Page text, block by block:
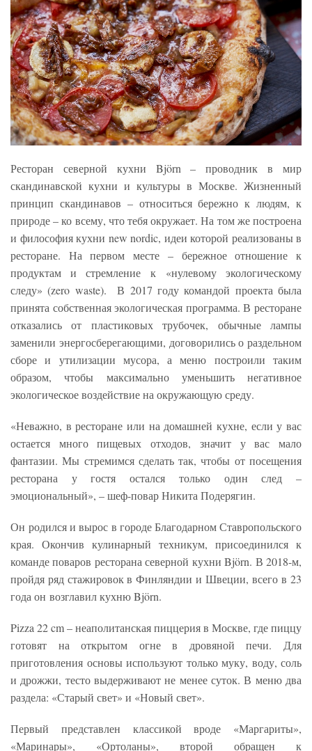
Ресторан северной кухни Björn – проводник в мир
скандинавской кухни и культуры в Москве. Жизненный
принцип скандинавов – относиться бережно к людям, к
природе – ко всему, что тебя окружает. На том же построена
и философия кухни new nordic, идеи которой реализованы в
ресторане. На первом месте – бережное отношение к
продуктам и стремление к «нулевому экологическому
следу» (zero waste). В 2017 году командой проекта была
принята собственная экологическая программа. В ресторане
отказались от пластиковых трубочек, обычные лампы
заменили энергосберегающими, договорились о раздельном
сборе и утилизации мусора, а меню построили таким
образом, чтобы максимально уменьшить негативное
экологическое воздействие на окружающую среду.
«Неважно, в ресторане или на домашней кухне, если у вас
остается много пищевых отходов, значит у вас мало
фантазии. Мы стремимся сделать так, чтобы от посещения
ресторана у гостя остался только один след –
эмоциональный», – шеф-повар Никита Подерягин.
Он родился и вырос в городе Благодарном Ставропольского
края. Окончив кулинарный техникум, присоединился к
команде поваров ресторана северной кухни Björn. В 2018-м,
пройдя ряд стажировок в Финляндии и Швеции, всего в 23
года он возглавил кухню Björn.
Pizza 22 cm – неаполитанская пиццерия в Москве, где пиццу
готовят на открытом огне в дровяной печи. Для
приготовления основы используют только муку, воду, соль
и дрожжи, тесто выдерживают не менее суток. В меню два
раздела: «Старый свет» и «Новый свет».
Первый представлен классикой вроде «Маргариты»,
«Маринары», «Ортоланы», второй обращен к